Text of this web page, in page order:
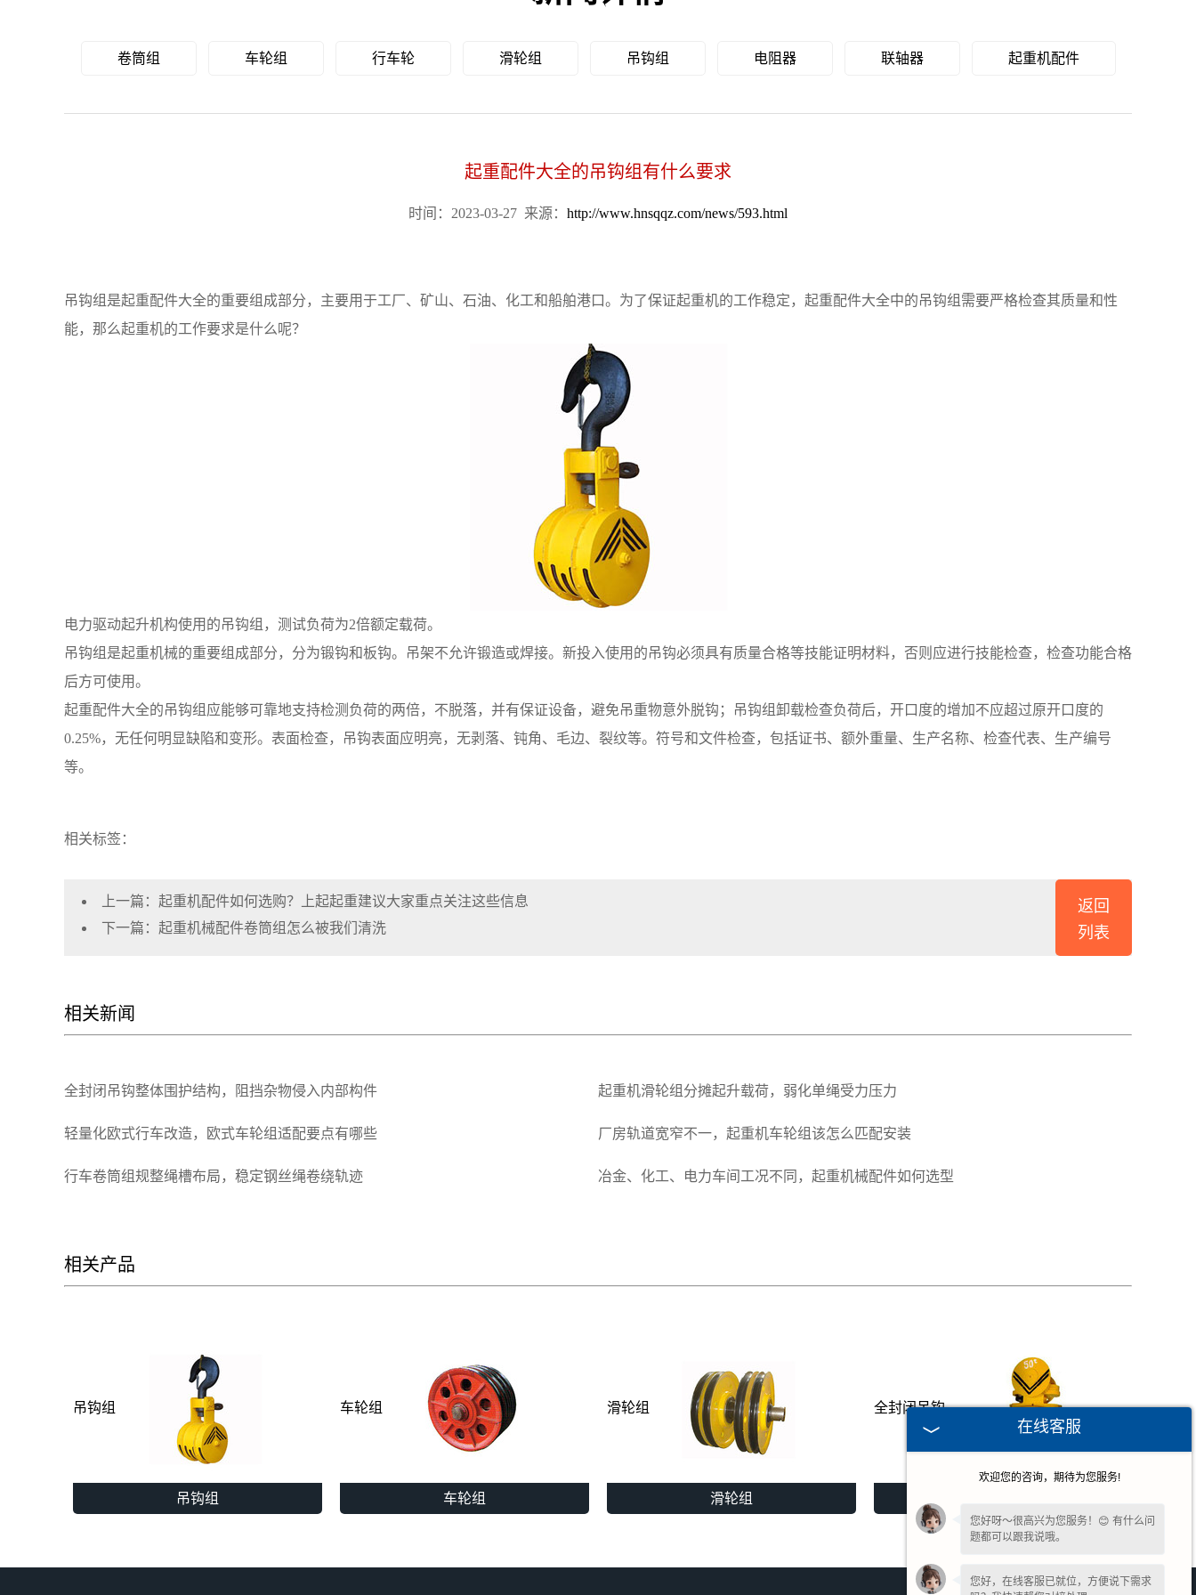
卷筒组 车轮组 行车轮 滑轮组 吊钩组 电阻器 联轴器 起重机配件
起重配件大全的吊钩组有什么要求
时间：2023-03-27 来源： http://www.hnsqqz.com/news/593.html
吊钩组是起重配件大全的重要组成部分，主要用于工厂、矿山、石油、化工和船舶港口。为了保证起重机的工作稳定，起重配件大全中的吊钩组需要严格检查其质量和性
能，那么起重机的工作要求是什么呢？
电力驱动起升机构使用的吊钩组，测试负荷为2倍额定载荷。
吊钩组是起重机械的重要组成部分，分为锻钩和板钩。吊架不允许锻造或焊接。新投入使用的吊钩必须具有质量合格等技能证明材料，否则应进行技能检查，检查功能合格
后方可使用。
起重配件大全的吊钩组应能够可靠地支持检测负荷的两倍，不脱落，并有保证设备，避免吊重物意外脱钩；吊钩组卸载检查负荷后，开口度的增加不应超过原开口度的
0.25%，无任何明显缺陷和变形。表面检查，吊钩表面应明亮，无剥落、钝角、毛边、裂纹等。符号和文件检查，包括证书、额外重量、生产名称、检查代表、生产编号
等。
相关标签：
上一篇： 起重机配件如何选购？上起起重建议大家重点关注这些信息
下一篇： 起重机械配件卷筒组怎么被我们清洗
返回
列表
相关新闻
全封闭吊钩整体围护结构，阻挡杂物侵入内部构件 起重机滑轮组分摊起升载荷，弱化单绳受力压力
轻量化欧式行车改造，欧式车轮组适配要点有哪些 厂房轨道宽窄不一，起重机车轮组该怎么匹配安装
行车卷筒组规整绳槽布局，稳定钢丝绳卷绕轨迹 冶金、化工、电力车间工况不同，起重机械配件如何选型
相关产品
吊钩组
吊钩组
车轮组
车轮组
滑轮组
滑轮组
全封闭吊钩
在线客服
欢迎您的咨询，期待为您服务!
您好呀～很高兴为您服务！😊 有什么问
题都可以跟我说哦。
您好，在线客服已就位，方便说下需求